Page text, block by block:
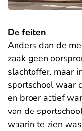
De feiten
Anders dan de
zaak geen
slachtoffer, maar
sportschool waar
en broer actief
van de
waarin te zien